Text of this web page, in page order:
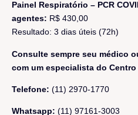
Painel Respiratório – PCR
agentes: R$ 430,00
Resultado: 3 dias úteis (72h)
Consulte sempre seu médico
com um especialista do
Telefone: (11) 2970-1770
Whatsapp: (11) 97161-3003